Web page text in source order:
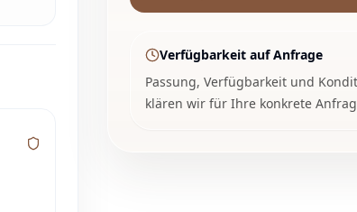
Verfügbarkeit auf Anfrage
Passung, Verfügbarkeit und
klären wir für Ihre konkrete